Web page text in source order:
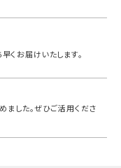
く お届けいたします。
ました。ぜひご活用くださ